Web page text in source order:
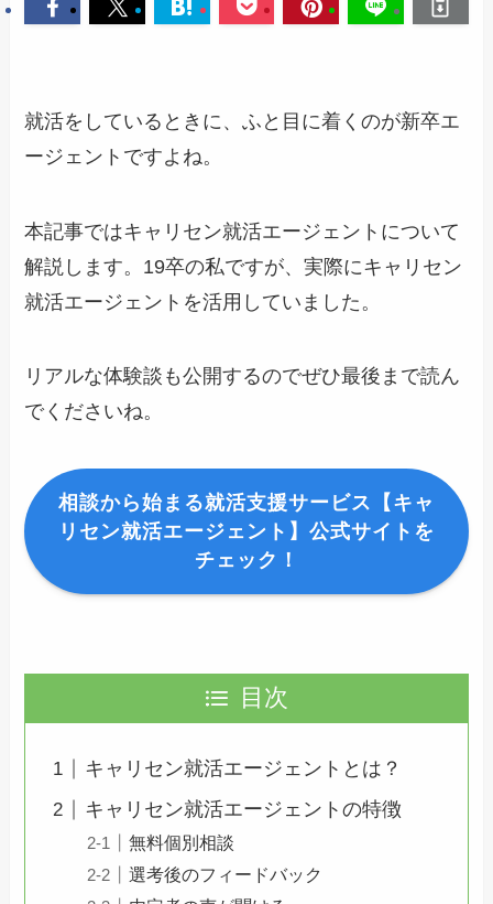
就活をしているときに、ふと目に着くのが新卒エ
ージェントですよね。
本記事ではキャリセン就活エージェントについて
解説します。19卒の私ですが、実際にキャリセン
就活エージェントを活用していました。
リアルな体験談も公開するのでぜひ最後まで読ん
でくださいね。
相談から始まる就活支援サービス【キャ
リセン就活エージェント】公式サイトを
チェック！
目次
キャリセン就活エージェントとは？
キャリセン就活エージェントの特徴
無料個別相談
選考後のフィードバック